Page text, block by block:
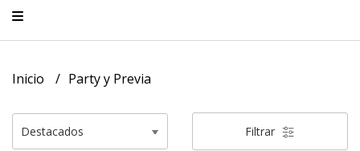
Inicio Party y Previa
Filtrar